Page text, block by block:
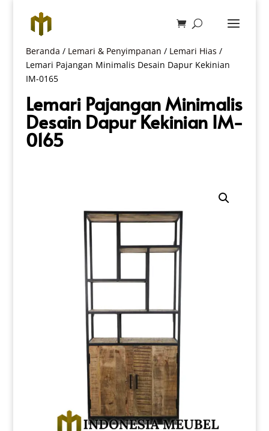
Beranda / Lemari & Penyimpanan / Lemari Hias /
Lemari Pajangan Minimalis Desain Dapur Kekinian
IM-0165
Lemari Pajangan Minimalis
Desain Dapur Kekinian IM-
0165